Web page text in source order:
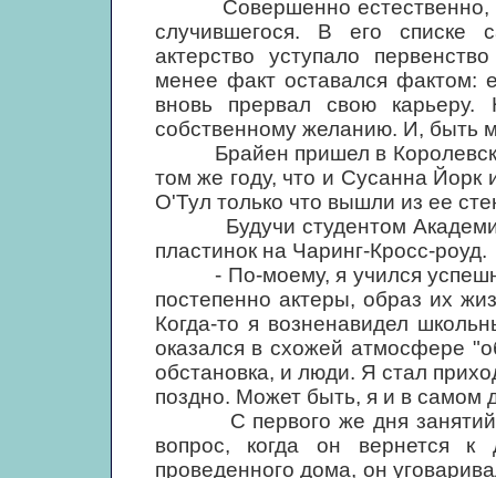
Совершенно естественно,
случившегося. В его списке
актерство уступало
менее факт оставался фактом:
вновь прервал свою
собственному желанию. И, быть
Брайен пришел в
том же году, что и Сусанна
О'Тул только что вышли из ее
Будучи студентом Академии,
пластинок на Чаринг-Кросс-роуд.
- По-моему, я учился
постепенно актеры, образ их
Когда-то я возненавидел
оказался в схожей атмосфере
обстановка, и люди. Я стал
поздно. Может быть, я и в самом
С первого же дня занятий в
вопрос, когда он вернется к
проведенного дома, он